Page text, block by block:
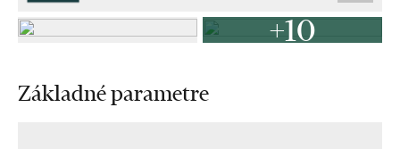
+10
Základné parametre